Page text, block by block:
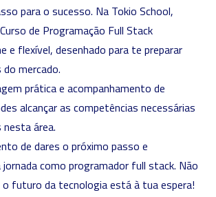
para o sucesso. Na Tokio School,
Curso de Programação Full Stack
e flexível, desenhado para te preparar
mercado.
prática e acompanhamento de
alcançar as competências necessárias
nesta área.
de dares o próximo passo e
como programador full stack. Não
futuro da tecnologia está à tua espera!